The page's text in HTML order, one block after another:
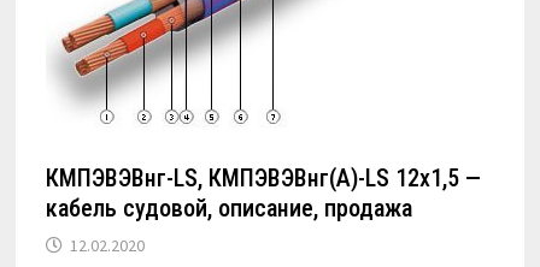
КМПЭВЭВнг-LS, КМПЭВЭВнг(А)-LS 12х1,5 —
кабель судовой, описание, продажа
12.02.2020